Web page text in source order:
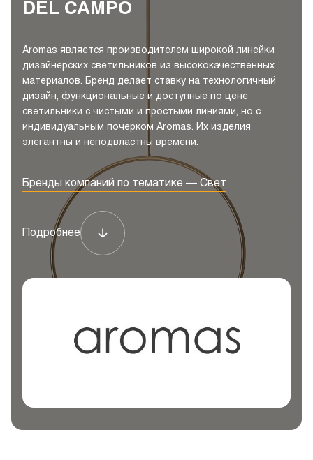
DEL CAMPO
Aromas является производителем широкой линейки
дизайнерских светильников из высококачественных
материалов. Бренд делает ставку на технологичный
дизайн, функциональные и доступные по цене
светильники с чистыми и простыми линиями, но с
индивидуальным почерком Aromas. Их изделия
элегантны и неподвластны времени.
Бренды компаний по тематике — Свет
Подробнее